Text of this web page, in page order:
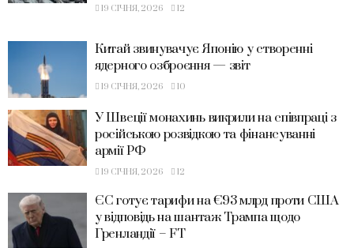
19 СІЧНЯ, 2026 12
Китай звинувачує Японію у створенні
ядерного озброєння — звіт
19 СІЧНЯ, 2026 10
У Швеції монахинь викрили на співпраці з
російською розвідкою та фінансуванні
армії РФ
19 СІЧНЯ, 2026 12
ЄС готує тарифи на €93 млрд проти США
у відповідь на шантаж Трампа щодо
Гренландії – FT